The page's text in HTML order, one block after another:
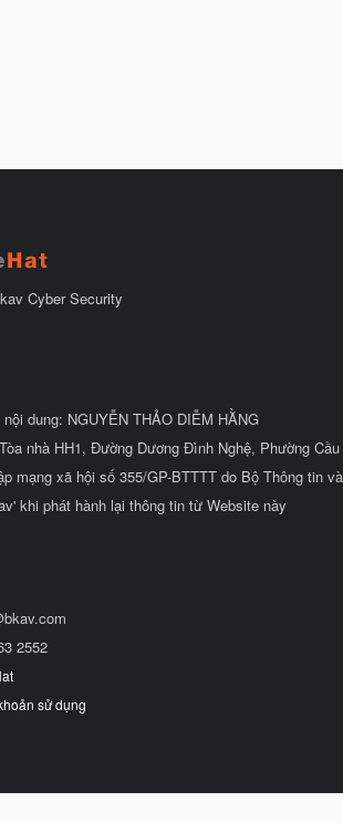
Cyber Security
dung: NGUYỄN THẢO DIỄM HẰNG
nhà HH1, Đường Dương Đình Nghệ, Phường
mạng xã hội số 355/GP-BTTTT do Bộ Thông tin
khi phát hành lại thông tin từ Website này
2552
sử dụng